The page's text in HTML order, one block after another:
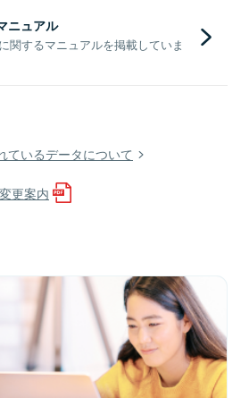
ニュアル
関するマニュアルを掲載していま
ているデータについて
更案内